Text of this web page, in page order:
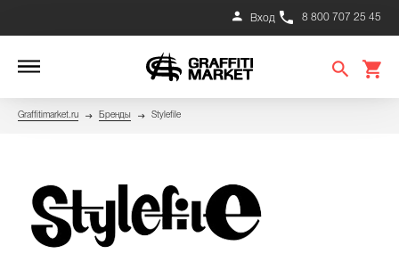
8 800 707 25 45
Вход
Graffitimarket.ru Бренды Stylefile